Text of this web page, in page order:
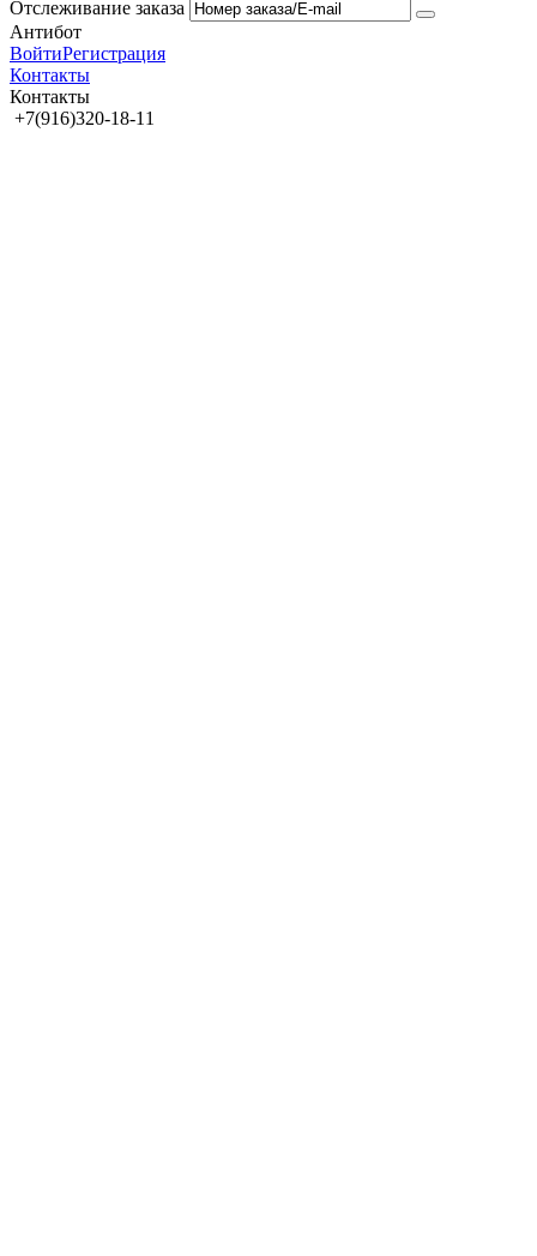
Отслеживание заказа
Антибот
ВойтиРегистрация
Контакты
Контакты
+7(916)320-18-11